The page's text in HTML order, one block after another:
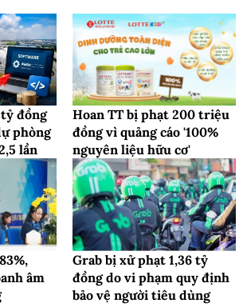
đồng
phòng
lần
Hoan TT bị phạt 200 triệu
đồng vì quảng cáo '100%
nguyên liệu hữu cơ'
âm
Grab bị xử phạt 1,36 tỷ
đồng do vi phạm quy định
bảo vệ người tiêu dùng